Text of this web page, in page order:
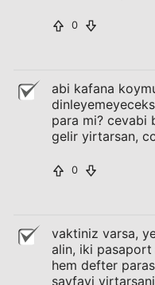
0
abi kafana
para mi? cevabi
gelir yirtarsan,
0
vaktiniz varsa,
alin, iki pasaport
hem defter
sayfayi